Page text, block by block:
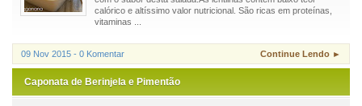
calórico e altíssimo valor nutricional. São ricas em proteínas,
vitaminas ...
09 Nov 2015 - 0 Komentar Continue Lendo ►
Caponata de Berinjela e Pimentão